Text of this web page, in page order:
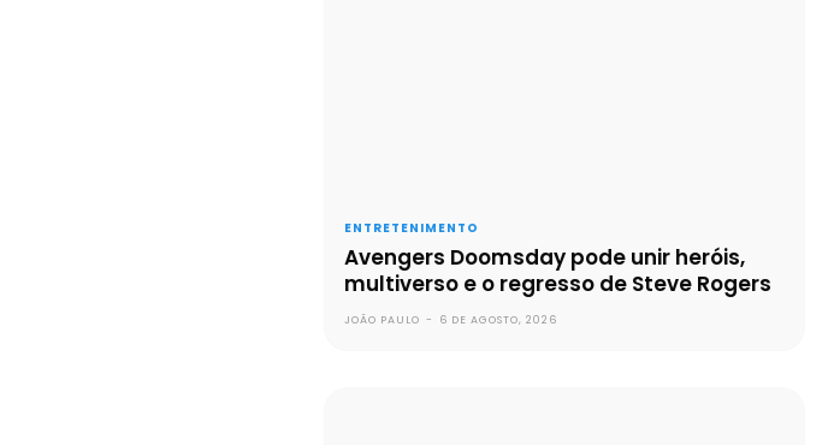
ENTRETENIMENTO
Avengers Doomsday pode unir heróis,
multiverso e o regresso de Steve Rogers
JOÃO PAULO - 6 DE AGOSTO, 2026